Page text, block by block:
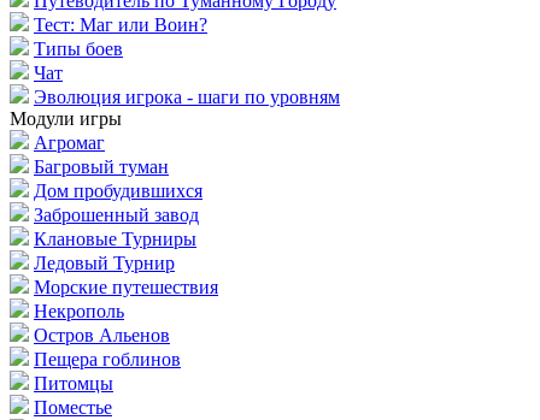
Тест: Маг или Воин?
Типы боев
Чат
Эволюция игрока - шаги по уровням
Модули игры
Агромаг
Багровый туман
Дом пробудившихся
Заброшенный завод
Клановые Турниры
Ледовый Турнир
Морские путешествия
Некрополь
Остров Альенов
Пещера гоблинов
Питомцы
Поместье